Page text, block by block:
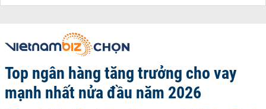
Top ngân hàng tăng trưởng cho vay
mạnh nhất nửa đầu năm 2026